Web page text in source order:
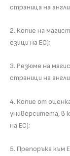
страница на
2. Копие на
езици на ЕС);
3. Резюме на
страници на
4. Копие от
университета, в
на ЕС);
5. Препоръка към